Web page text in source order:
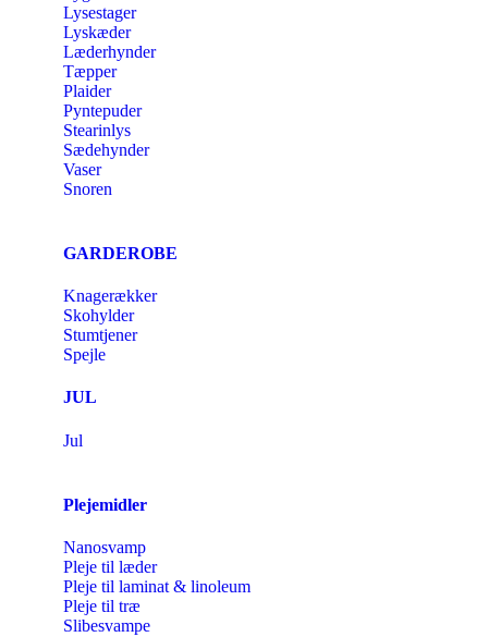
Lysestager
Lyskæder
Læderhynder
Tæpper
Plaider
Pyntepuder
Stearinlys
Sædehynder
Vaser
Snoren
GARDEROBE
Knagerækker
Skohylder
Stumtjener
Spejle
JUL
Jul
Plejemidler
Nanosvamp
Pleje til læder
Pleje til laminat & linoleum
Pleje til træ
Slibesvampe